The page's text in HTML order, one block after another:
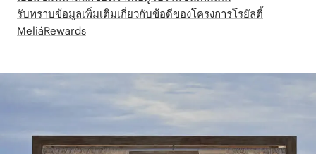
รับทราบข้อมูลเพิ่มเติมเกี่ยวกับข้อดีของโครงการโรยัลตี้
MeliáRewards